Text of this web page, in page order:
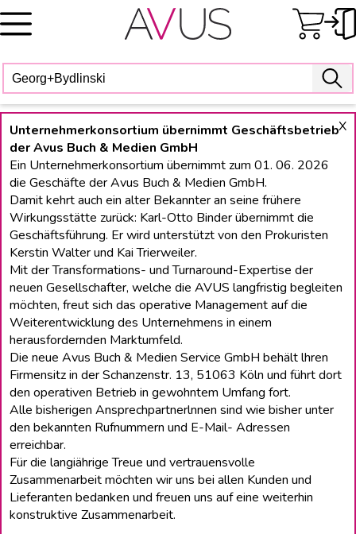
Skip
to
X
Unternehmerkonsortium übernimmt Geschäftsbetrieb
der Avus Buch & Medien GmbH
Ein Unternehmerkonsortium übernimmt zum 01. 06. 2026
die Geschäfte der Avus Buch & Medien GmbH.
Damit kehrt auch ein alter Bekannter an seine frühere
Wirkungsstätte zurück: Karl-Otto Binder übernimmt die
Geschäftsführung. Er wird unterstützt von den Prokuristen
Kerstin Walter und Kai Trierweiler.
Mit der Transformations- und Turnaround-Expertise der
neuen Gesellschafter, welche die AVUS langfristig begleiten
möchten, freut sich das operative Management auf die
Weiterentwicklung des Unternehmens in einem
herausfordernden Marktumfeld.
Die neue Avus Buch & Medien Service GmbH behält lhren
Firmensitz in der Schanzenstr. 13, 51063 Köln und führt dort
den operativen Betrieb in gewohntem Umfang fort.
Alle bisherigen Ansprechpartnerlnnen sind wie bisher unter
den bekannten Rufnummern und E-Mail- Adressen
erreichbar.
Für die langiährige Treue und vertrauensvolle
Zusammenarbeit möchten wir uns bei allen Kunden und
Lieferanten bedanken und freuen uns auf eine weiterhin
konstruktive Zusammenarbeit.